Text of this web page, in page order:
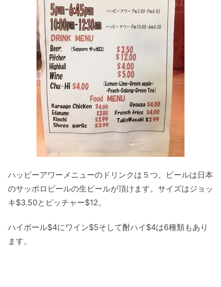
ハッピーアワーメニューのドリンクは５つ。ビールは日本
のサッポロビールの生ビールが頂けます。サイズはジョッ
キ$3.50とピッチャー$12。
ハイボール$4にワイン$5そして酎ハイ$4は6種類もあり
ます。